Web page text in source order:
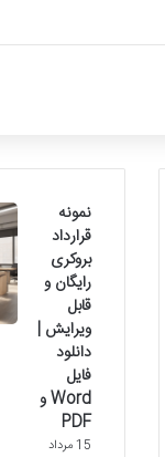
نمونه
قرارداد
بروکری
رایگان و
قابل
ویرایش |
دانلود
فایل
Word و
PDF
15 مرداد